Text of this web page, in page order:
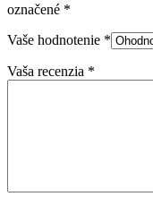
označené *
Vaše hodnotenie *
Vaša recenzia *